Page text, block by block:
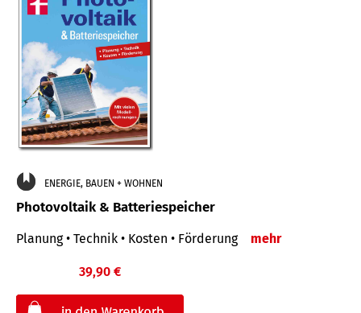
ENERGIE, BAUEN + WOHNEN
Photovoltaik & Batteriespeicher
Planung • Technik • Kosten • Förderung mehr
39,90 €